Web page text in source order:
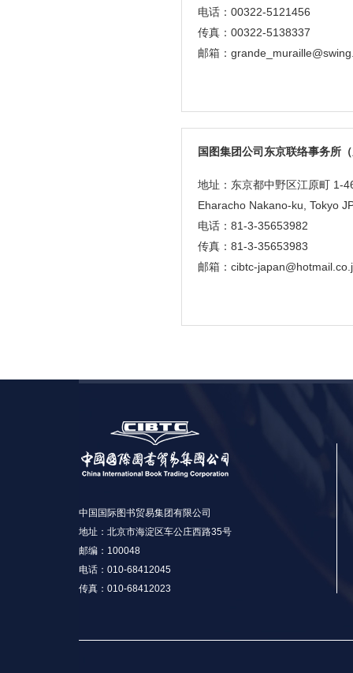
电话：00322-5121456
传真：00322-5138337
邮箱：
国图集团公司东京联络事务所
地址：东京都中野区江原町 1-
Eharacho Nakano-ku, Tokyo
电话：81-3-35653982
传真：81-3-35653983
邮箱：cibtc-
中国国际图书贸易集团有限公司
地址：北京市海淀区车公庄西路35号
邮编：100048
电话：010-68412045
传真：010-68412023